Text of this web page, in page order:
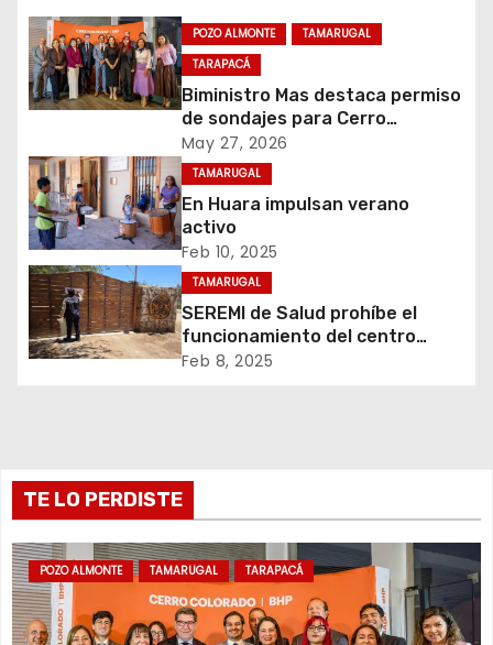
c
i
ó
n
d
e
e
n
a
d
a
s
POZO ALMONTE
TAMARUGAL
TARAPACÁ
Biministro Mas destaca permiso
de sondajes para Cerro
Colorado
May 27, 2026
TAMARUGAL
En Huara impulsan verano
activo
Feb 10, 2025
TAMARUGAL
SEREMI de Salud prohíbe el
funcionamiento del centro
recreativo Tantakuy
Feb 8, 2025
TE LO PERDISTE
POZO ALMONTE TAMARUGAL TARAPACÁ